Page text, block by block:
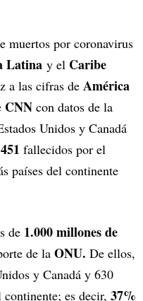
muertos por coronavirus
Latina y el Caribe
a las cifras de América
CNN con datos de la
Unidos y Canadá
fallecidos por el
países del continente
de 1.000 millones de
de la ONU. De ellos,
y Canadá y 630
es decir, 37%